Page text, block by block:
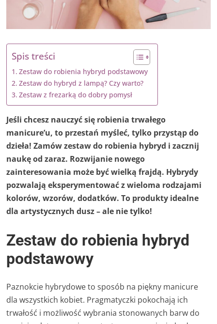
Spis treści
Zestaw do robienia hybryd podstawowy
Zestaw do hybryd z lampą? Czy warto?
Zestaw z frezarką do dobry pomysł
Jeśli chcesz nauczyć się robienia trwałego
manicure’u, to przestań myśleć, tylko przystąp do
dzieła! Zamów zestaw do robienia hybryd i zacznij
naukę od zaraz. Rozwijanie nowego
zainteresowania może być wielką frajdą. Hybrydy
pozwalają eksperymentować z wieloma rodzajami
kolorów, wzorów, dodatków. To produkty idealne
dla artystycznych dusz – ale nie tylko!
Zestaw do robienia hybryd
podstawowy
Paznokcie hybrydowe to sposób na piękny manicure
dla wszystkich kobiet. Pragmatyczki pokochają ich
trwałość i możliwość wybrania stonowanych barw do